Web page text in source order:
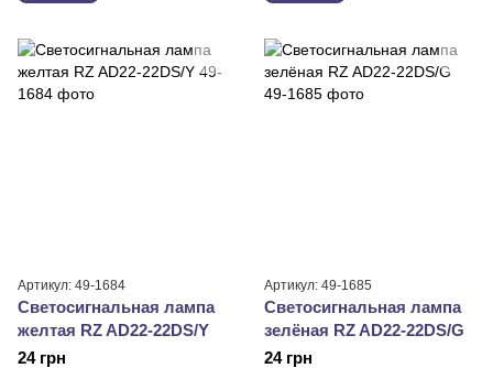
Артикул: 49-1684
Светосигнальная лампа
желтая RZ AD22-22DS/Y
24 грн
Артикул: 49-1685
Светосигнальная лампа
зелёная RZ AD22-22DS/G
24 грн